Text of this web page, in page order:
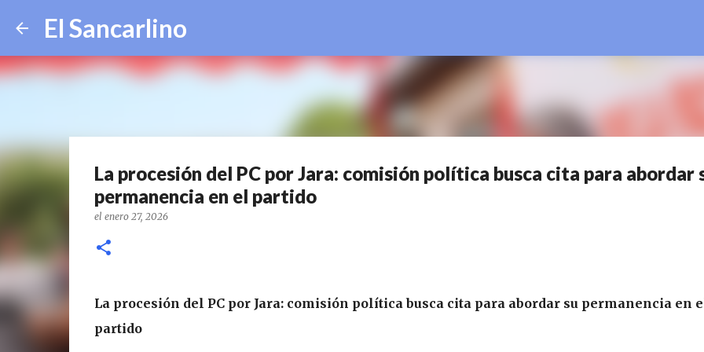
El Sancarlino
La procesión del PC por Jara: comisión política busca cita para abordar
permanencia en el partido
el enero 27, 2026
La procesión del PC por Jara: comisión política busca cita para abordar su permanencia en
partido